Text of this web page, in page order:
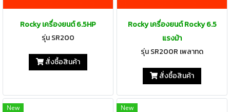
Rocky เครื่องยนต์ 6.5HP
รุ่น SR200
สั่งซื้อสินค้า
Rocky เครื่องยนต์ Rocky 6.5
แรงม้า
รุ่น SR200R เพลาทด
สั่งซื้อสินค้า
New New